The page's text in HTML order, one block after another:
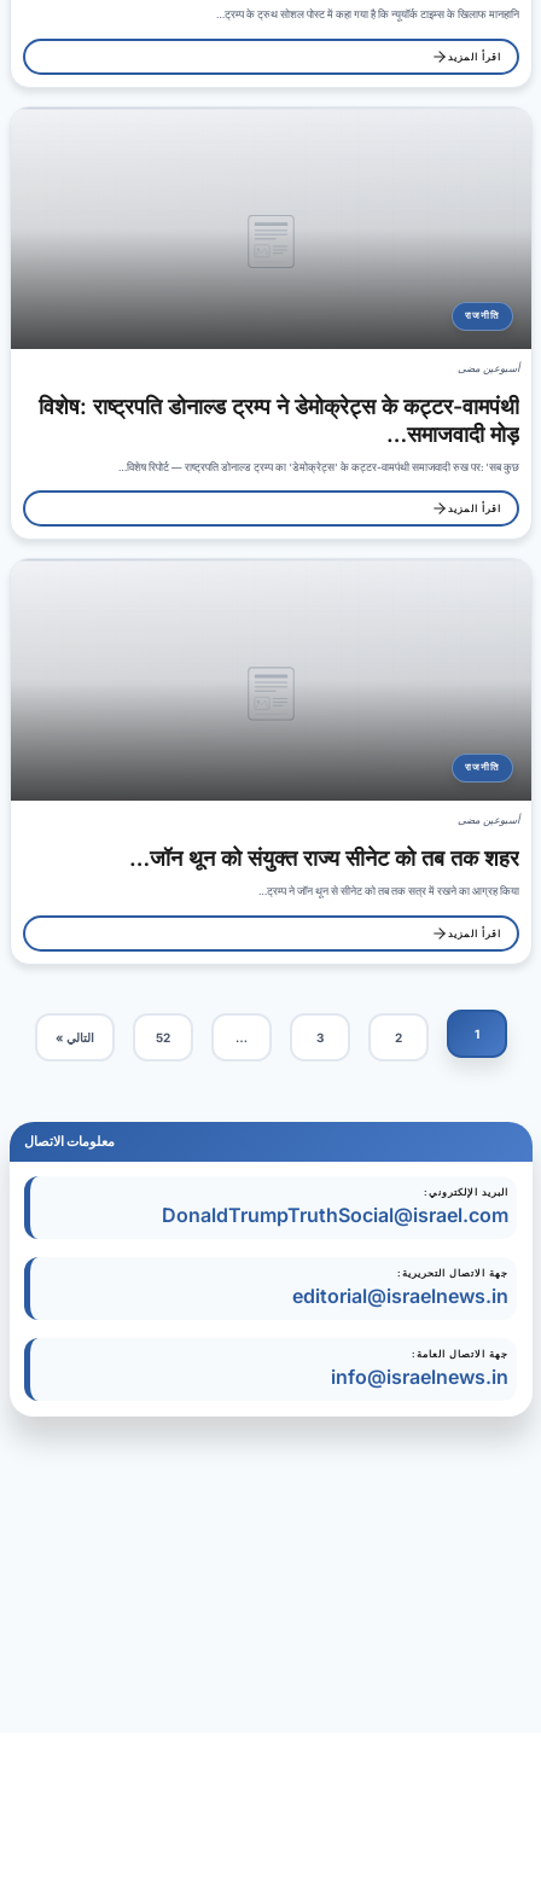
ट्रम्प के ट्रुथ सोशल पोस्ट में कहा गया है कि न्यूयॉर्क टाइम्स के खिलाफ मानहानि…
اقرأ المزيد
राजनीति
أسبوعين مضى
विशेष: राष्ट्रपति डोनाल्ड ट्रम्प ने डेमोक्रेट्स के कट्टर-वामपंथी
समाजवादी मोड़…
विशेष रिपोर्ट — राष्ट्रपति डोनाल्ड ट्रम्प का 'डेमोक्रेट्स' के कट्टर-वामपंथी समाजवादी रुख पर: 'सब कुछ…
اقرأ المزيد
राजनीति
أسبوعين مضى
जॉन थून को संयुक्त राज्य सीनेट को तब तक शहर…
ट्रम्प ने जॉन थून से सीनेट को तब तक सत्र में रखने का आग्रह किया…
اقرأ المزيد
1
2
3
…
52 التالي »
معلومات الاتصال
البريد الإلكتروني:
DonaldTrumpTruthSocial@israel.com
جهة الاتصال التحريرية:
editorial@israelnews.in
جهة الاتصال العامة:
info@israelnews.in